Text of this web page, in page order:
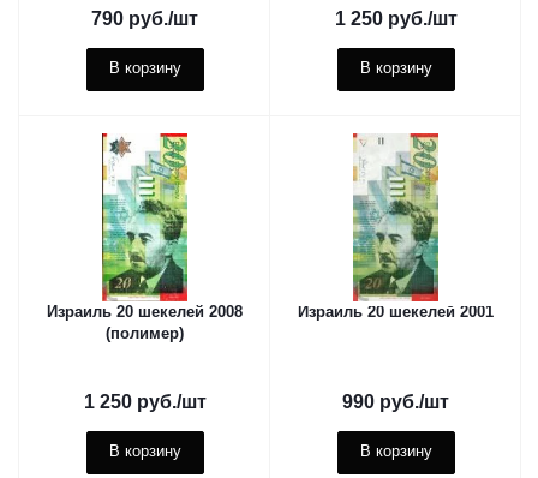
790 руб./шт
В корзину
1 250руб./шт
В корзину
Израиль 20 шекелей 2008
(полимер)
1 250руб./шт
В корзину
Израиль 20 шекелей 2001
990 руб./шт
В корзину